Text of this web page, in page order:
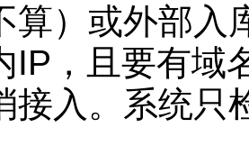
算）或外部入
IP，且要有域
接入。系统只